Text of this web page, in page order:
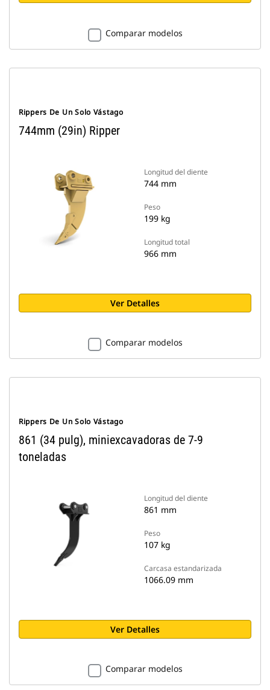
Comparar modelos
Rippers De Un Solo Vástago
744mm (29in) Ripper
Longitud del diente
744 mm
Peso
199 kg
Longitud total
966 mm
Ver Detalles
Comparar modelos
Rippers De Un Solo Vástago
861 (34 pulg), miniexcavadoras de 7-9
toneladas
Longitud del diente
861 mm
Peso
107 kg
Carcasa estandarizada
1066.09 mm
Ver Detalles
Comparar modelos